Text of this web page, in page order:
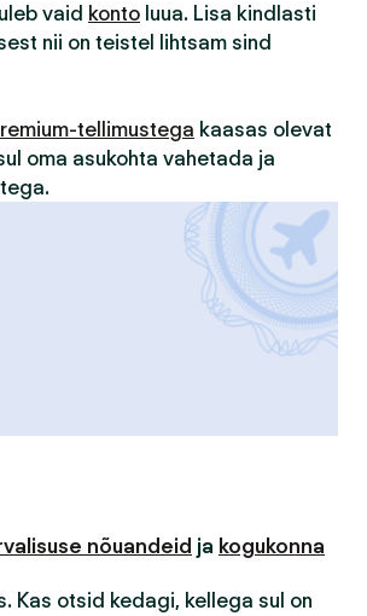
vaid konto luua. Lisa kindlasti
nii on teistel lihtsam sind
tellimustega kaasas olevat
oma asukohta vahetada ja
nõuandeid ja kogukonna
Kas otsid kedagi, kellega sul on